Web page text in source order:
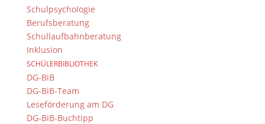
Schulpsychologie
Berufsberatung
Schullaufbahnberatung
Inklusion
SCHÜLERBIBLIOTHEK
DG-BiB
DG-BiB-Team
Leseförderung am DG
DG-BiB-Buchtipp
© 2015-2017 Dientzenhofer-Gymnasium Bamberg -
Von Hand erstellt. Mit viel